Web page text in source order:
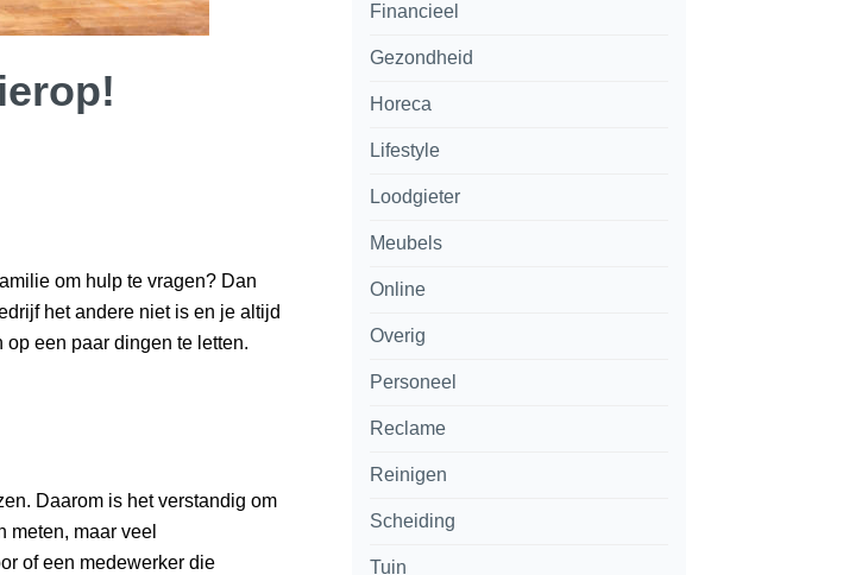
om hulp te vragen? Dan
het andere niet is en je altijd
een paar dingen te letten.
Daarom is het verstandig om
meten, maar veel
of een medewerker die
Financieel
Gezondheid
Horeca
Lifestyle
Loodgieter
Meubels
Online
Overig
Personeel
Reclame
Reinigen
Scheiding
Tuin